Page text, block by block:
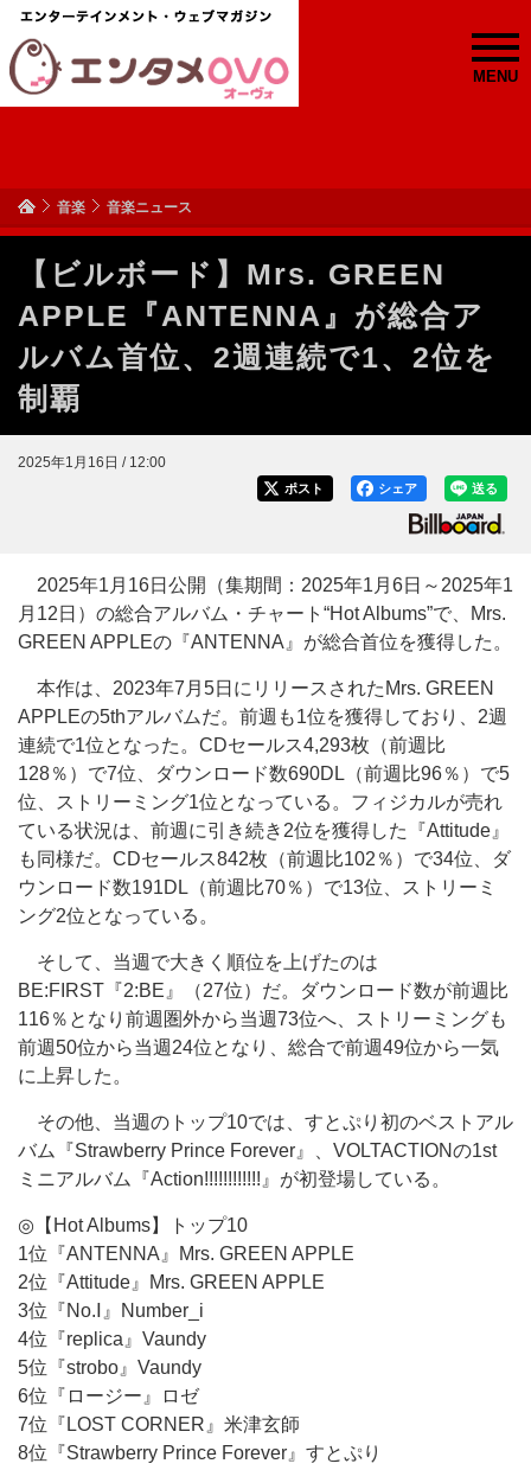
MENU
音楽 音楽ニュース
【ビルボード】Mrs. GREEN
APPLE『ANTENNA』が総合ア
ルバム首位、2週連続で1、2位を
制覇
2025年1月16日 / 12:00
送る
シェア
ポスト
2025年1月16日公開（集期間：2025年1月6日～2025年1
月12日）の総合アルバム・チャート“Hot Albums”で、Mrs.
GREEN APPLEの『ANTENNA』が総合首位を獲得した。
本作は、2023年7月5日にリリースされたMrs. GREEN
APPLEの5thアルバムだ。前週も1位を獲得しており、2週
連続で1位となった。CDセールス4,293枚（前週比
128％）で7位、ダウンロード数690DL（前週比96％）で5
位、ストリーミング1位となっている。フィジカルが売れ
ている状況は、前週に引き続き2位を獲得した『Attitude』
も同様だ。CDセールス842枚（前週比102％）で34位、ダ
ウンロード数191DL（前週比70％）で13位、ストリーミ
ング2位となっている。
そして、当週で大きく順位を上げたのは
BE:FIRST『2:BE』（27位）だ。ダウンロード数が前週比
116％となり前週圏外から当週73位へ、ストリーミングも
前週50位から当週24位となり、総合で前週49位から一気
に上昇した。
その他、当週のトップ10では、すとぷり初のベストアル
バム『Strawberry Prince Forever』、VOLTACTIONの1st
ミニアルバム『Action!!!!!!!!!!!!』が初登場している。
◎【Hot Albums】トップ10
1位『ANTENNA』Mrs. GREEN APPLE
2位『Attitude』Mrs. GREEN APPLE
3位『No.Ⅰ』Number_i
4位『replica』Vaundy
5位『strobo』Vaundy
6位『ロージー』ロゼ
7位『LOST CORNER』米津玄師
8位『Strawberry Prince Forever』すとぷり